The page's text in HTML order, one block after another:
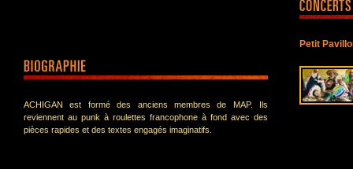
ACHIGAN est formé des anciens membres de MAP. Ils
reviennent au punk à roulettes francophone à fond avec des
pièces rapides et des textes engagés imaginatifs.
Petit